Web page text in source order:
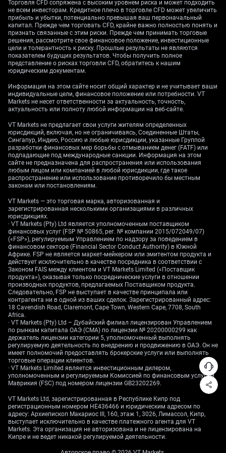
поставок» (надбавку в цене из‑за угрозы
дефицита). Наблюдается сильная «бэквордация»
(backwardation — ситуация, когда ближайший
фьючерс дороже контрактов с поставкой позже),
что отражает острую потребность в поставках
«здесь и сейчас». Такая структура означает, что
любая дальнейшая эскалация, включая возможное
вызвать резкий скачок цен.
Positioning For Further
Escalation
Мы считаем, что длинные позиции в колл-опционах
на ближайший месяц или в «колл-спрэдах» (call
spread — покупка одного колла и продажа другого с
более высокой ценой исполнения для удешевления
стратегии) остаются разумным способом получить
выгоду от возможного резкого роста цен. Индекс
волатильности нефти CBOE OVX (измеритель
ожидаемых колебаний цен, рассчитанный по
опционам) устойчиво держится выше 60: это
означает, что опционы дорогие, но отражают
высокий уровень неопределённости. Высокая
волатильность — это цена подготовки к сценарию, в
котором конфликт влияет на рынок.
Важно, что многие центральные банки всё ещё
прогнозируют урегулирование и открытие пролива
в течение следующего квартала. Это создаёт
разрыв между официальными предпосылками и
тем, что участники физического рынка видят
ежедневно. Мы рассматриваем это как слабое
место: официальные экономические прогнозы
могут недооценивать риск высокой инфляции.
Ситуация напоминает прошлые «шоки
предложения» (внезапные перебои поставок),
однако теперь больше беспокоит длительность, чем
в 2022 году после вторжения России в Украину. В
2025 году, когда началось это закрытие, мало кто
Торговля CFD сопряжена с высоким уровнем риска и может подходить
не всем инвесторам. Кредитное плечо в торговле CFD может увеличить
прибыль и убытки, потенциально превышая ваш первоначальный
капитал. Прежде чем торговать CFD, крайне важно полностью понять и
признать связанные с этим риски. Прежде чем принимать торговые
решения, рассмотрите свое финансовое положение, инвестиционные
цели и толерантность к риску. Прошлые результаты не являются
показателем будущих результатов. Чтобы получить полное
представление о рисках торговли CFD, обратитесь к нашим
юридическим документам.
Информация на этом сайте носит общий характер и не учитывает ваши
индивидуальные цели, финансовое положение или потребности. VT
Markets не несет ответственности за актуальность, точность,
актуальность или полноту любой информации на веб-сайте.
VT Markets не предлагает свои услуги жителям определенных
юрисдикций, включая, но не ограничиваясь, Соединенные Штаты,
Сингапур, Индию, Россию и любые юрисдикции, указанные Группой
разработки финансовых мер борьбы с отмыванием денег (FATF) или
подпадающие под международные санкции. Информация на этом
сайте не предназначена для распространения или использования
любым лицом или компанией в любой юрисдикции, где такое
распространение или использование противоречило бы местным
законам или постановлениям.
VT Markets — это торговая марка, авторизованная и
зарегистрированная несколькими организациями в различных
юрисдикциях.
· VT Markets (Pty) Ltd является уполномоченным поставщиком
финансовых услуг (FSP № 50865, рег. № компании 2015/072049/07)
(«FSP»), регулируемым Управлением по надзору за поведением в
финансовом секторе (Financial Sector Conduct Authority) в Южной
Африке. FSP не является маркет-мейкером или эмитентом продукта и
действует исключительно в качестве посредника в соответствии с
Законом FAIS между клиентом и VT Markets Limited («Поставщик
продукта»), оказывая только посреднические услуги в отношении
производных продуктов, предлагаемых Поставщиком продукта.
Следовательно, FSP не выступает в качестве принципала или
контрагента ни в одной из ваших сделок. Зарегистрированный адрес:
18 Cavendish Road, Claremont, Cape Town, Western Cape, 7708, South
Africa.
· VT Markets (Pty) Ltd – Дубайский филиал лицензирован Управлением
по рынкам капитала ОАЭ (CMA) по лицензии № 20200000299 как
держатель лицензии категории 5, уполномоченный выполнять
регулируемую деятельность по внедрению и продвижению в ОАЭ. Он не
имеет полномочий предоставлять брокерские услуги или выполнять
торговые операции клиентов.
· VT Markets Limited является инвестиционным дилером,
уполномоченным и регулируемым Комиссией по финансовым услугам
Маврикия (FSC) под номером лицензии GB23202269.
VT Markets Ltd, зарегистрированная в Республике Кипр под
регистрационным номером HE436466 и юридическим адресом по
адресу: Архиепископ Макариос III, 160, этаж 1, 3026, Лимассол, Кипр,
выступает исключительно в качестве платежного агента для VT
Markets. Эта организация не авторизована и не лицензирована на
Кипре и не ведет никакой регулируемой деятельности.